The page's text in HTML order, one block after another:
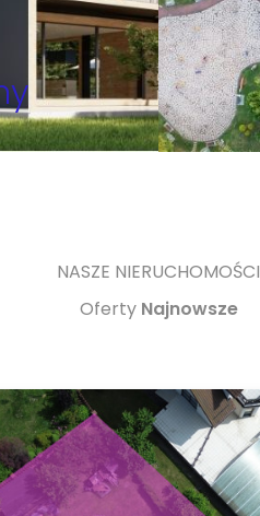
NASZE NIERUCHOMOŚCI
Oferty Najnowsze